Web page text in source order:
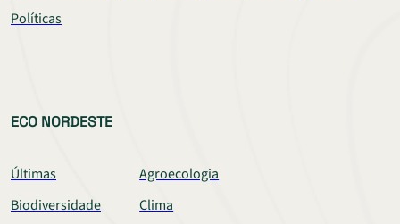
Políticas
ECO NORDESTE
Últimas
Agroecologia
Biodiversidade
Clima